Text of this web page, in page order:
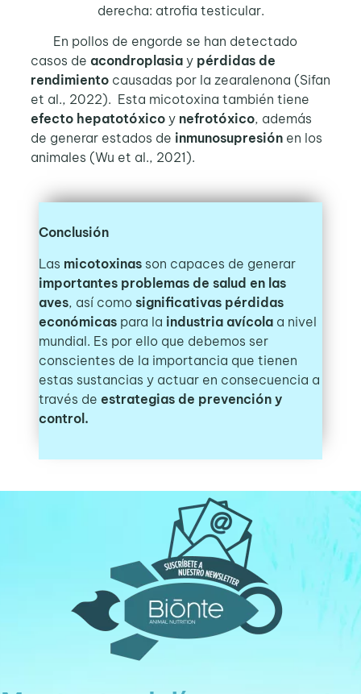
derecha: atrofia testicular.
En pollos de engorde se han detectado
casos de acondroplasia y pérdidas de
rendimientocausadas por la zearalenona (Sifan
et al., 2022). Esta micotoxina también tiene
efecto hepatotóxicoy nefrotóxico, además
de generar estados de inmunosupresiónen los
animales (Wu et al., 2021).
Conclusión
Las micotoxinasson capaces de generar
importantes problemas de salud en las
aves, así como significativas pérdidas
económicaspara la industria avícolaa nivel
mundial. Es por ello que debemos ser
conscientes de la importancia que tienen
estas sustancias y actuar en consecuencia a
través de estrategias de prevención y
control.